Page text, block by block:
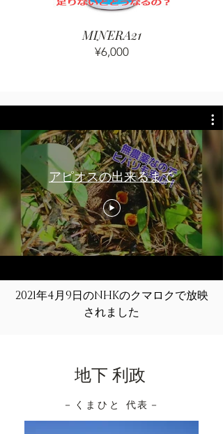
MINERA21
¥6,000価
アピオスの出来るまで
2021年4月9日のNHKのクマロクで放映
されました
地下 利政
－くまひと 代表－